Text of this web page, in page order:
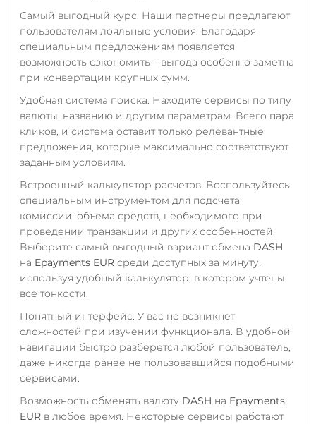
Verge (XVG)
WAVES
Wrapped Bitcoin (WBTC)
ERC20
Wrapped Ethereum
CRO
RONIN
CNY
Тинькофф
RUB
CASH-IN RUB
QR RUB
УкрСиббанк UAH
Фридом Банк KZT
Центр Кредит KZT
Элкарт KGS
Самый выгодный курс. Наши партнеры предлагают
пользователям лояльные условия. Благодаря
специальным предложениям появляется
возможность сэкономить – выгода особенно заметна
при конвертации крупных сумм.
Удобная система поиска. Находите сервисы по типу
валюты, названию и другим параметрам. Всего пара
кликов, и система оставит только релевантные
предложения, которые максимально соответствуют
заданным условиям.
Встроенный калькулятор расчетов. Воспользуйтесь
специальным инструментом для подсчета
комиссии, объема средств, необходимого при
проведении транзакции и других особенностей.
Выберите самый выгодный вариант обмена DASH
на Epayments EUR среди доступных за минуту,
используя удобный калькулятор, в котором учтены
все тонкости.
Понятный интерфейс. У вас не возникнет
сложностей при изучении функционала. В удобной
навигации быстро разберется любой пользователь,
даже никогда ранее не пользовавшийся подобными
сервисами.
Возможность обменять валюту DASH на Epayments
EUR в любое время. Некоторые сервисы работают